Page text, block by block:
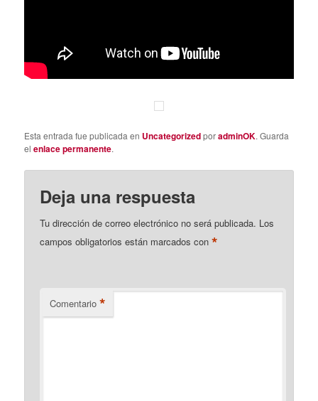
Esta entrada fue publicada en UncategorizedporadminOK. Guarda
elenlace permanente.
Deja una respuesta
Tu dirección de correo electrónico no será publicada. Los
campos obligatorios están marcados con*
Comentario *